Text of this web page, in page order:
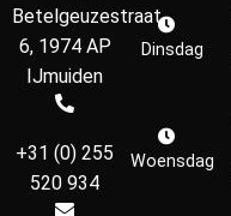
Betelgeuzestraat
6, 1974 AP
IJmuiden
+31 (0) 255
520 934
Dinsdag
Woensdag